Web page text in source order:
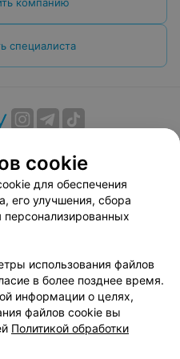
специалиста
Способы оплаты
сервиса
соглашение
сотрудничества
relax.by
cookie
данных
cookie
для обеспечения
его улучшения, сбора
персонализированных
использования файлов
в более позднее время.
информации о целях,
файлов cookie вы
Политикой обработки